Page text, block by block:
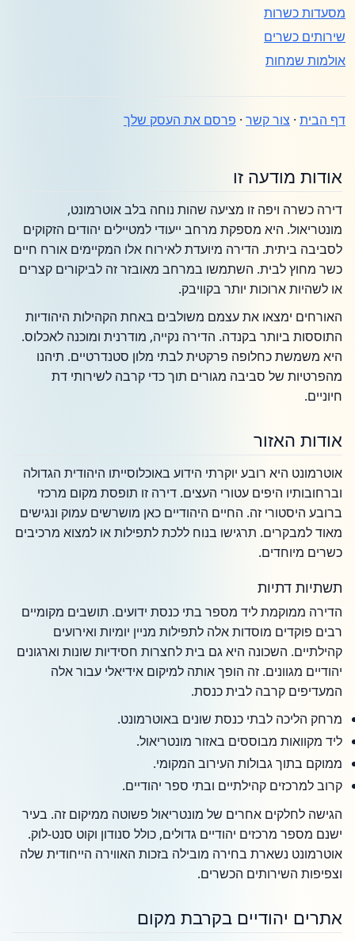
מסעדות כשרות
שירותים כשרים
אולמות שמחות
דף הבית · צור קשר · פרסם את העסק שלך
אודות מודעה זו
דירה כשרה ויפה זו מציעה שהות נוחה בלב אוטרמונט,
מונטריאול. היא מספקת מרחב ייעודי למטיילים יהודים הזקוקים
לסביבה ביתית. הדירה מיועדת לאירוח אלו המקיימים אורח חיים
כשר מחוץ לבית. השתמשו במרחב מאובזר זה לביקורים קצרים
או לשהיות ארוכות יותר בקוויבק.
האורחים ימצאו את עצמם משולבים באחת הקהילות היהודיות
התוססות ביותר בקנדה. הדירה נקייה, מודרנית ומוכנה לאכלוס.
היא משמשת כחלופה פרקטית לבתי מלון סטנדרטיים. תיהנו
מהפרטיות של סביבה מגורים תוך כדי קרבה לשירותי דת
חיוניים.
אודות האזור
אוטרמונט היא רובע יוקרתי הידוע באוכלוסייתו היהודית הגדולה
וברחובותיו היפים עטורי העצים. דירה זו תופסת מקום מרכזי
ברובע היסטורי זה. החיים היהודיים כאן מושרשים עמוק ונגישים
מאוד למבקרים. תרגישו בנוח ללכת לתפילות או למצוא מרכיבים
כשרים מיוחדים.
תשתיות דתיות
הדירה ממוקמת ליד מספר בתי כנסת ידועים. תושבים מקומיים
רבים פוקדים מוסדות אלה לתפילות מניין יומיות ואירועים
קהילתיים. השכונה היא גם בית לחצרות חסידיות שונות וארגונים
יהודיים מגוונים. זה הופך אותה למיקום אידיאלי עבור אלה
המעדיפים קרבה לבית כנסת.
מרחק הליכה לבתי כנסת שונים באוטרמונט.
ליד מקוואות מבוססים באזור מונטריאול.
ממוקם בתוך גבולות העירוב המקומי.
קרוב למרכזים קהילתיים ובתי ספר יהודיים.
הגישה לחלקים אחרים של מונטריאול פשוטה ממיקום זה. בעיר
ישנם מספר מרכזים יהודיים גדולים, כולל סנודון וקוט סנט-לוק.
אוטרמונט נשארת בחירה מובילה בזכות האווירה הייחודית שלה
וצפיפות השירותים הכשרים.
אתרים יהודיים בקרבת מקום